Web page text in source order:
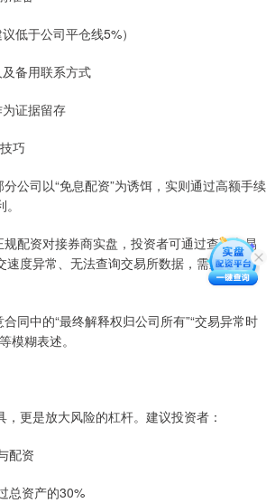
低于公司平仓线5%）
备用联系方式
证据留存
巧
分公司以“免息配资”为诱饵，实则通过高额手续
规配资对接券商实盘，投资者可通过查询交易
速度异常、无法查询交易所数据，需立即警
合同中的“最终解释权归公司所有”“交易异常时
模糊表述。
更是放大风险的杠杆。建议投资者：
配资
总资产的30%